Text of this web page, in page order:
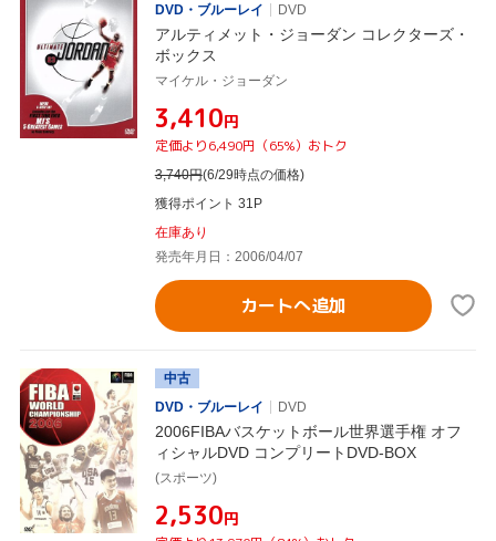
DVD・ブルーレイ
DVD
アルティメット・ジョーダン コレクターズ・
ボックス
マイケル・ジョーダン
¥3,410円
定価より6,490円（65%）おトク
3,740円(6/29時点の価格)
獲得ポイント 31P
在庫あり
発売年月日：2006/04/07
カートへ追加
中古
DVD・ブルーレイ
DVD
2006FIBAバスケットボール世界選手権 オフ
ィシャルDVD コンプリートDVD-BOX
(スポーツ)
¥2,530円